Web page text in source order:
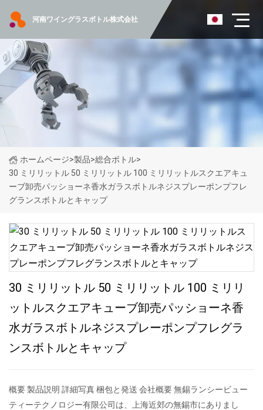
河南ワイングラスボトル株式会社
ホームページ>製品>総合ボトル>
30 ミリリットル 50 ミリリットル 100 ミリリットルスクエアキュ
ーブ卸売パッショーネ香水ガラスボトルネジスプレーポンプフレ
グランスボトルとキャップ
30 ミリリットル 50 ミリリットル 100 ミリリ
ットルスクエアキューブ卸売パッショーネ香
水ガラスボトルネジスプレーポンプフレグラ
ンスボトルとキャップ
概要 製品説明 詳細写真 梱包と発送 会社概要 無錫ランシービュー
ティーテクノロジー有限公司は、上海近郊の無錫市にありまし